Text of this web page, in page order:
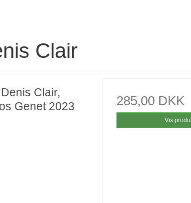
Clair
Clair,
Genet 2023
285,00 DKK
Vis